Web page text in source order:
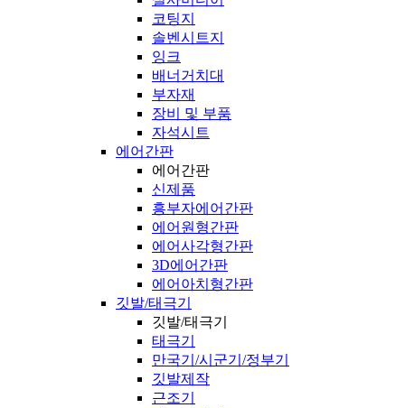
코팅지
솔벤시트지
잉크
배너거치대
부자재
장비 및 부품
자석시트
에어간판
에어간판
신제품
흥부자에어간판
에어원형간판
에어사각형간판
3D에어간판
에어아치형간판
깃발/태극기
깃발/태극기
태극기
만국기/시군기/정부기
깃발제작
근조기